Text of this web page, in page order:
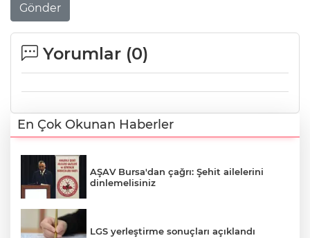
Gönder
Yorumlar (0)
En Çok Okunan Haberler
AŞAV Bursa'dan çağrı: Şehit ailelerini
dinlemelisiniz
LGS yerleştirme sonuçları açıklandı